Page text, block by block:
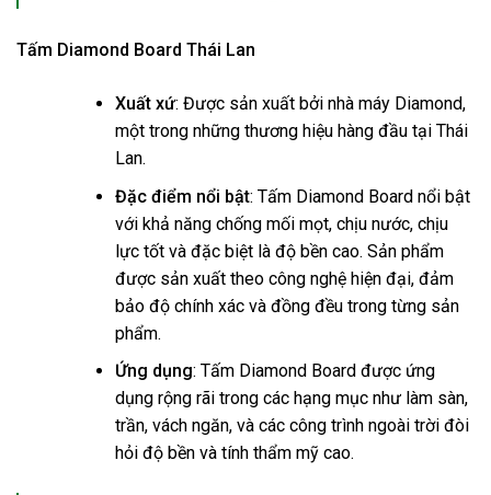
Tấm Diamond Board Thái Lan
Xuất xứ: Được sản xuất bởi nhà máy Diamond,
một trong những thương hiệu hàng đầu tại Thái
Lan.
Đặc điểm nổi bật: Tấm Diamond Board nổi bật
với khả năng chống mối mọt, chịu nước, chịu
lực tốt và đặc biệt là độ bền cao. Sản phẩm
được sản xuất theo công nghệ hiện đại, đảm
bảo độ chính xác và đồng đều trong từng sản
phẩm.
Ứng dụng: Tấm Diamond Board được ứng
dụng rộng rãi trong các hạng mục như làm sàn,
trần, vách ngăn, và các công trình ngoài trời đòi
hỏi độ bền và tính thẩm mỹ cao.